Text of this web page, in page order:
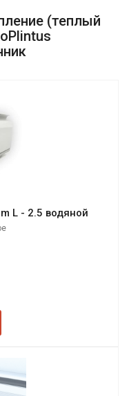
(теплый
L - 2.5 водяной